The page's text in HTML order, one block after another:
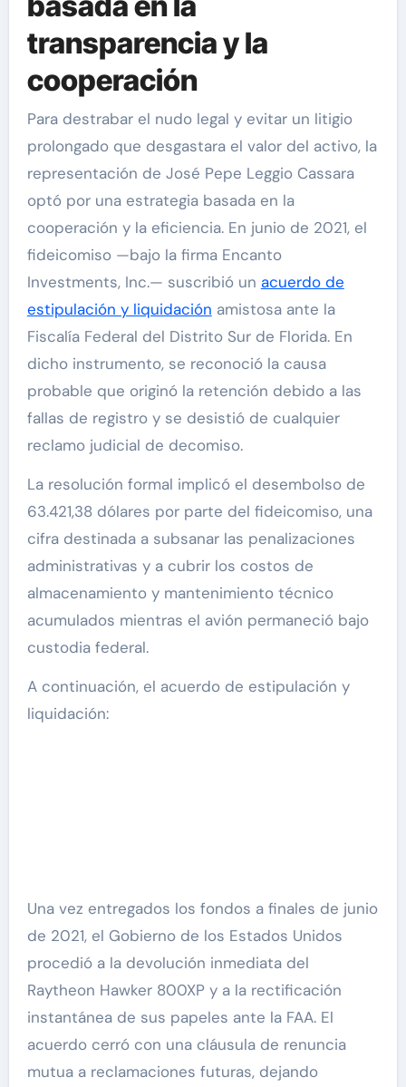
transparencia y la
cooperación
Para destrabar el nudo legal y evitar un litigio
prolongado que desgastara el valor del activo, la
representación de José Pepe Leggio Cassara
optó por una estrategia basada en la
cooperación y la eficiencia. En junio de 2021, el
fideicomiso —bajo la firma Encanto
Investments, Inc.— suscribió un acuerdo de
estipulación y liquidación amistosa ante la
Fiscalía Federal del Distrito Sur de Florida. En
dicho instrumento, se reconoció la causa
probable que originó la retención debido a las
fallas de registro y se desistió de cualquier
reclamo judicial de decomiso.
La resolución formal implicó el desembolso de
63.421,38 dólares por parte del fideicomiso, una
cifra destinada a subsanar las penalizaciones
administrativas y a cubrir los costos de
almacenamiento y mantenimiento técnico
acumulados mientras el avión permaneció bajo
custodia federal.
A continuación, el acuerdo de estipulación y
liquidación:
Una vez entregados los fondos a finales de junio
de 2021, el Gobierno de los Estados Unidos
procedió a la devolución inmediata del
Raytheon Hawker 800XP y a la rectificación
instantánea de sus papeles ante la FAA. El
acuerdo cerró con una cláusula de renuncia
mutua a reclamaciones futuras, dejando